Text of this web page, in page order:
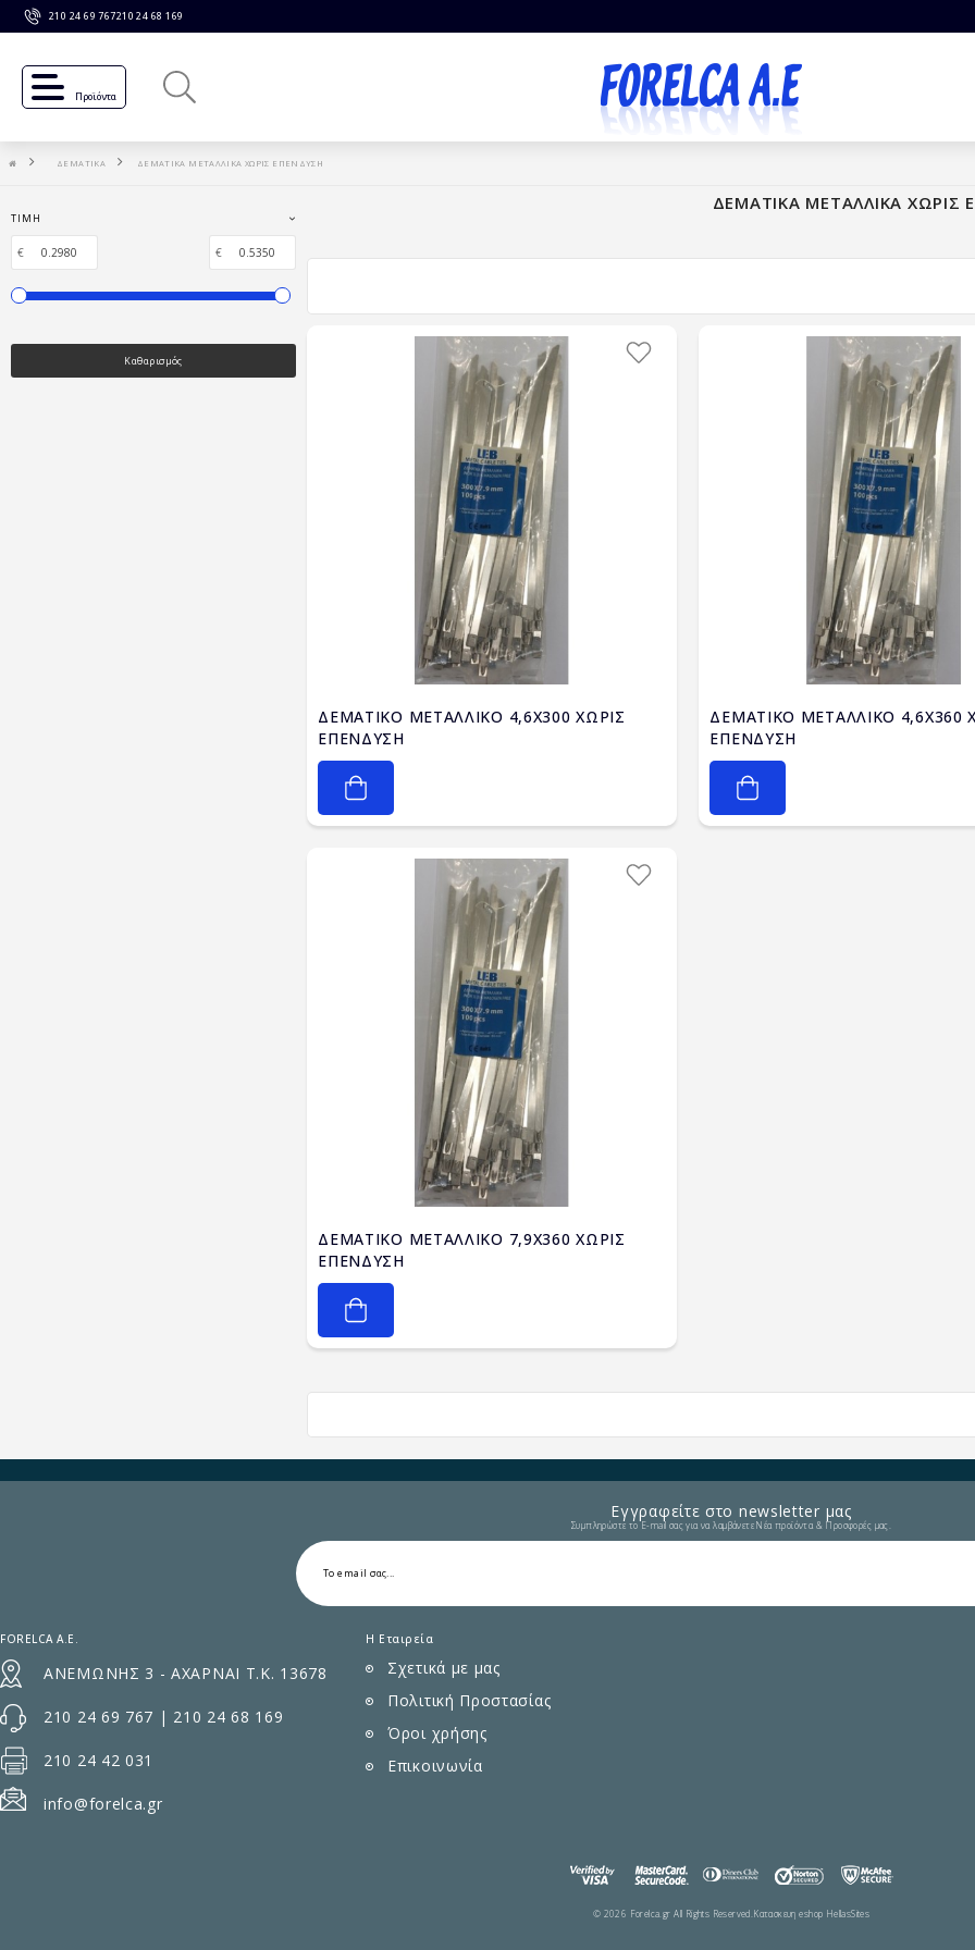
210 24 69 767210 24 68 169
Προϊόντα
ΔΕΜΑΤΙΚΑ ΔΕΜΑΤΙΚΑ ΜΕΤΑΛΛΙΚΑ ΧΩΡΙΣ ΕΠΕΝΔΥΣΗ
ΤΙΜΉ
€ €
Καθαρισμός
ΔΕΜΑΤΙΚΑ ΜΕΤΑΛΛΙΚΑ ΧΩΡΙΣ
ΔΕΜΑΤΙΚΟ ΜΕΤΑΛΛΙΚΟ 4,6Χ300 ΧΩΡΙΣ
ΕΠΕΝΔΥΣΗ
ΔΕΜΑΤΙΚΟ ΜΕΤΑΛΛΙΚΟ 4,6Χ360
ΕΠΕΝΔΥΣΗ
ΔΕΜΑΤΙΚΟ ΜΕΤΑΛΛΙΚΟ 7,9X360 ΧΩΡΙΣ
ΕΠΕΝΔΥΣΗ
Εγγραφείτε στο newsletter μας
Συμπληρώστε το E-mail σας για να λαμβάνετε Νέα προϊόντα & Προσφορές μας.
FORELCA A.E.
ΑΝΕΜΩΝΗΣ 3 - ΑΧΑΡΝΑΙ Τ.Κ. 13678
210 24 69 767 | 210 24 68 169
210 24 42 031
info@forelca.gr
Η Εταιρεία
Σχετικά με μας
Πολιτική Προστασίας
Όροι χρήσης
Επικοινωνία
© 2026 Forelca.gr All Rights Reserved.Κατασκευη eshop HellasSites